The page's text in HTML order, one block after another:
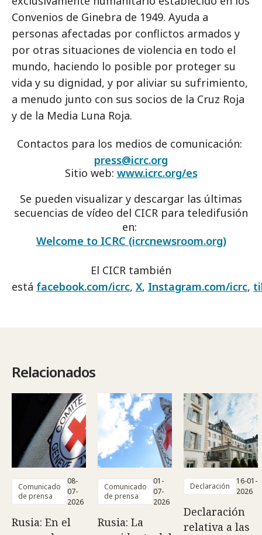
Convenios de Ginebra de 1949. Ayuda a
personas afectadas por conflictos armados y
por otras situaciones de violencia en todo el
mundo, haciendo lo posible por proteger su
vida y su dignidad, y por aliviar su sufrimiento,
a menudo junto con sus socios de la Cruz Roja
y de la Media Luna Roja.
Contactos para los medios de comunicación:
press@icrc.org
Sitio web: www.icrc.org/es
Se pueden visualizar y descargar las últimas
secuencias de vídeo del CICR para teledifusión
en:
Welcome to ICRC (icrcnewsroom.org)
El CICR también
está facebook.com/icrc, X, Instagram.com/icrc,
Relacionados
Comunicado
de prensa
08-
07-
2026
Rusia: En el
Comunicado
de prensa
01-
07-
2026
Rusia: La
Declaración
16-01-
2026
Declaración
relativa a las